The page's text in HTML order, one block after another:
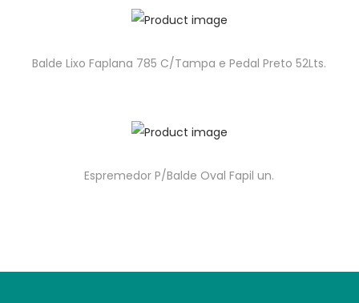
Balde Lixo Faplana 785 C/Tampa e Pedal Preto 52Lts.
Espremedor P/Balde Oval Fapil un.